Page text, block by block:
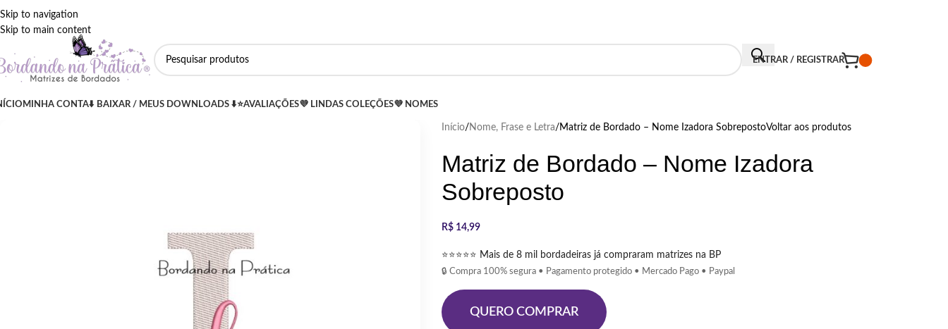
Skip to navigation
Skip to main content
ENTRAR / REGISTRAR
MINHA CONTA⬇️ BAIXAR / MEUS DOWNLOADS ⬇️⭐AVALIAÇÕES💜 LINDAS COLEÇÕES💜 NOMES
Início Nome, Frase e Letra Matriz de Bordado – Nome Izadora SobrepostoVoltar aos produtos
Matriz de Bordado – Nome Izadora
Sobreposto
R$14,99
⭐⭐⭐⭐⭐ Mais de 8 mil bordadeiras já compraram matrizes na BP
🔒 Compra 100% segura • Pagamento protegido • Mercado Pago • Paypal
QUERO COMPRAR